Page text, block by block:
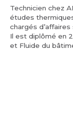
Technicien chez
études
chargés
Il est diplômé en
et Fluide du